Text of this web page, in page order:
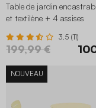
Table de jardin
et textilène + 4 assises
3.5 (11)
199,99 €
NOUVEAU